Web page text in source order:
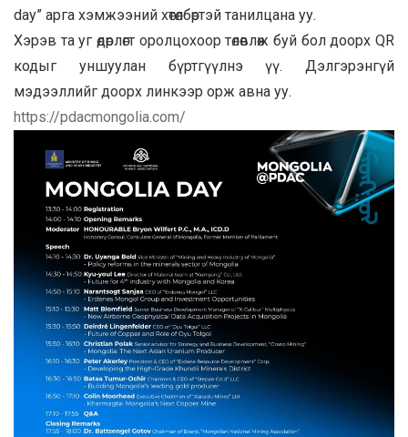
day” арга хэмжээний хөтөлбөртэй танилцана уу.
Хэрэв та уг өдөрлөгт оролцохоор төлөвлөж буй бол доорх QR
кодыг уншуулан бүртгүүлнэ үү. Дэлгэрэнгүй
мэдээллийг доорх линкээр орж авна уу.
https://pdacmongolia.com/